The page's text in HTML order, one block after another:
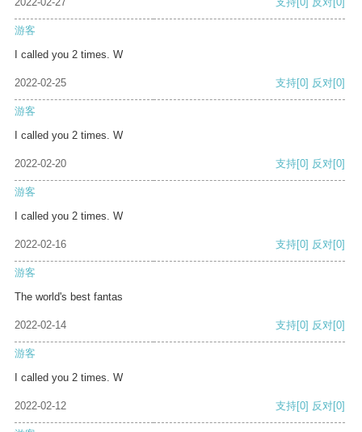
游客
I called you 2 times. W
2022-02-25 支持[0] 反对[0]
游客
I called you 2 times. W
2022-02-20 支持[0] 反对[0]
游客
I called you 2 times. W
2022-02-16 支持[0] 反对[0]
游客
The world's best fantas
2022-02-14 支持[0] 反对[0]
游客
I called you 2 times. W
2022-02-12 支持[0] 反对[0]